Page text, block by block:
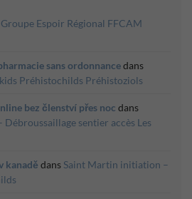
Groupe Espoir Régional FFCAM
sans ordonnancedans
Préhistochilds Préhistoziols
bez členství přes noc dans
Débroussaillage sentier accès Les
kanadě dans Saint Martin initiation –